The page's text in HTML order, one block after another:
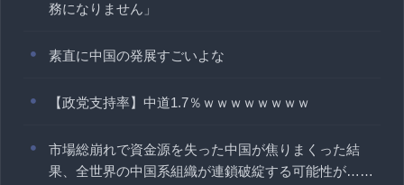
務になりません」
素直に中国の発展すごいよな
【政党支持率】中道1.7％ｗｗｗｗｗｗｗｗ
市場総崩れで資金源を失った中国が焦りまくった結
果、全世界の中国系組織が連鎖破綻する可能性が……